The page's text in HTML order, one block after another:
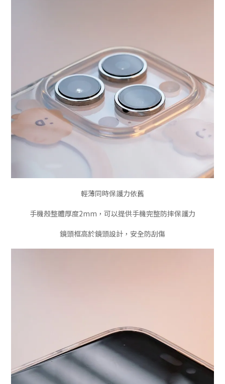
輕薄同時保護力依舊
手機殼整體厚度2mm，可以提供手機完整防摔保護力
鏡頭框高於鏡頭設計，安全防刮傷